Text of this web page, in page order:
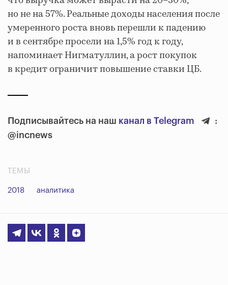
но не на 57%. Реальные доходы населения после
умеренного роста вновь перешли к падению
и в сентябре просели на 1,5% год к году,
напоминает Нигматуллин, а рост покупок
в кредит ограничит повышение ставки ЦБ.
Подписывайтесь на наш канал в Telegram
:
@incnews
ТЕМЫ
2018 аналитика